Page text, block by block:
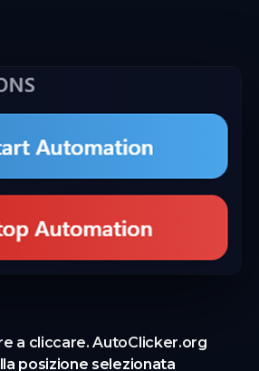
a cliccare. AutoClicker.org
posizione selezionata